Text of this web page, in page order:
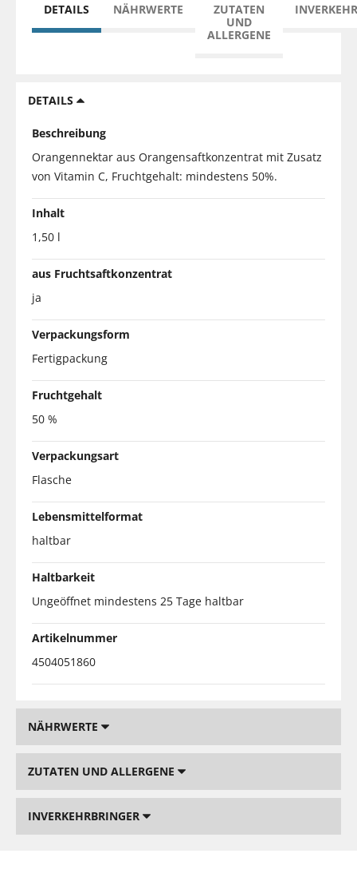
DETAILS NÄHRWERTE
ZUTATEN
UND
ALLERGENE
DETAILS
Beschreibung
Orangennektar aus Orangensaftkonzentrat mit Zusatz
von Vitamin C, Fruchtgehalt: mindestens 50%.
Inhalt
1,50 l
aus Fruchtsaftkonzentrat
ja
Verpackungsform
Fertigpackung
Fruchtgehalt
50 %
Verpackungsart
Flasche
Lebensmittelformat
haltbar
Haltbarkeit
Ungeöffnet mindestens 25 Tage haltbar
Artikelnummer
4504051860
NÄHRWERTE
ZUTATEN UND ALLERGENE
INVERKEHRBRINGER